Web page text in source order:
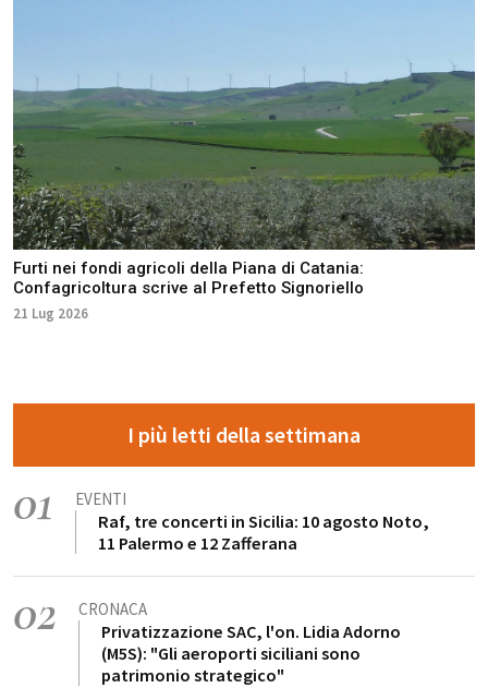
Furti nei fondi agricoli della Piana di Catania:
Confagricoltura scrive al Prefetto Signoriello
21 Lug 2026
I più letti della settimana
01 EVENTI
Raf, tre concerti in Sicilia: 10 agosto Noto,
11 Palermo e 12 Zafferana
02 CRONACA
Privatizzazione SAC, l'on. Lidia Adorno
(M5S): "Gli aeroporti siciliani sono
patrimonio strategico"